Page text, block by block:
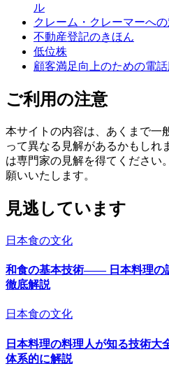
ル
クレーム・クレーマーへ
不動産登記のきほん
低位株
顧客満足向上のための電
ご利用の注意
本サイトの内容は、あくまで一
って異なる見解があるかもしれ
は専門家の見解を得てください
願いいたします。
見逃しています
日本食の文化
和食の基本技術―― 日本料理の
徹底解説
日本食の文化
日本料理の料理人が知る技術
体系的に解説